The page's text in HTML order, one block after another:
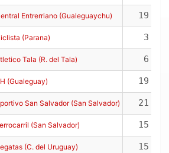
Entrerriano (Gualeguaychu) 19
(Parana) 3
Tala (R. del Tala) 6
(Gualeguay) 19
San Salvador (San Salvador) 21
(San Salvador) 15
(C. del Uruguay) 15